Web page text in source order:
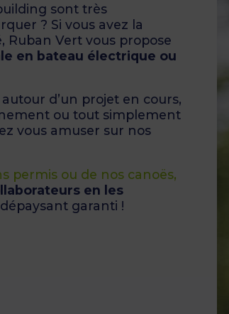
sont très
? Si vous avez la
Ruban Vert vous propose
en bateau électrique ou
d’un projet en cours,
ou tout simplement
vous amuser sur nos
permis ou de nos canoës,
en les
garanti !